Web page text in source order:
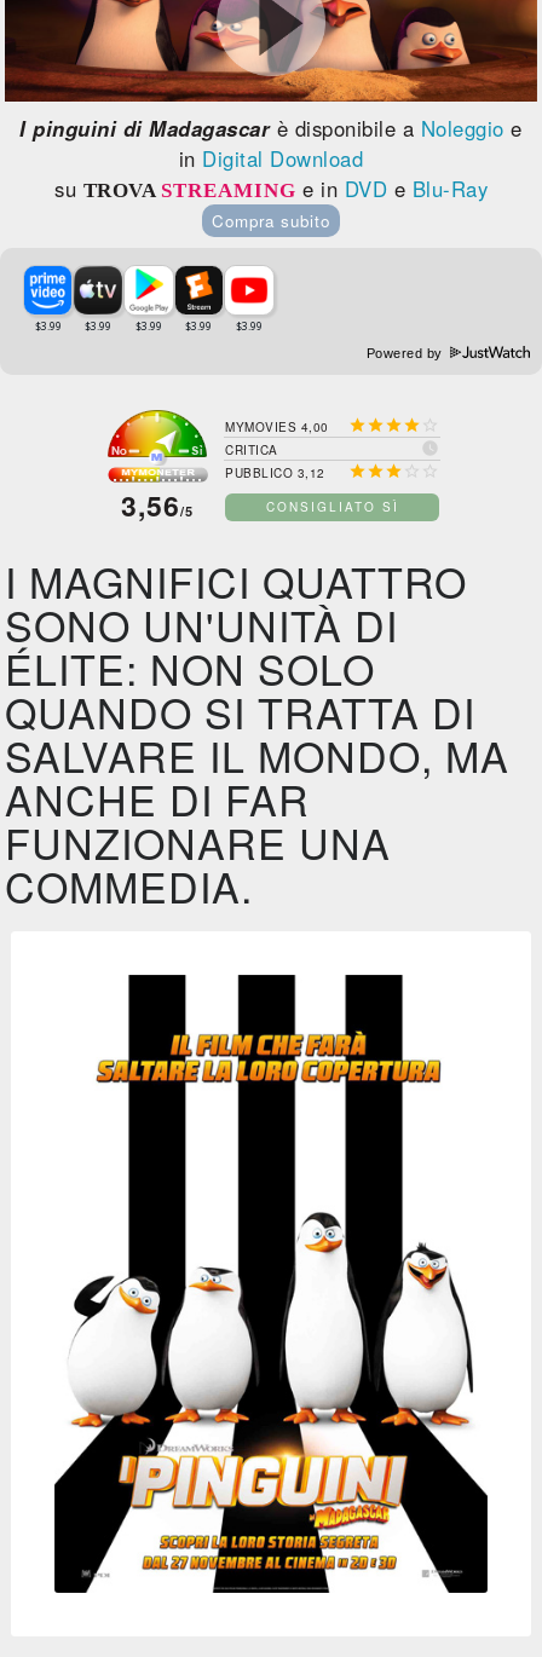
I pinguini di Madagascarè disponibile a Noleggio e
in Digital Download
su TROVA STREAMING e in DVD e Blu-Ray
Compra subito
Powered by
3,56/5
MYMOVIES 4,00  
CRITICA 
PUBBLICO 3,12   
CONSIGLIATO SÌ
I MAGNIFICI QUATTRO
SONO UN'UNITÀ DI
ÉLITE: NON SOLO
QUANDO SI TRATTA DI
SALVARE IL MONDO, MA
ANCHE DI FAR
FUNZIONARE UNA
COMMEDIA.